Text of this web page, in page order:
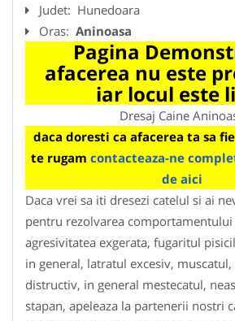
Judet: Hunedoara
Oras: Aninoasa
Pagina
afacerea nu este
iar locul este
Dresaj Caine
daca doresti ca afacerea ta sa
te rugam contacteaza-ne
de aici
Daca vrei sa iti dresezi catelul si ai
pentru rezolvarea comportamentului
agresivitatea exgerata, fugaritul
in general, latratul excesiv,
distructiv, in general mestecatul,
stapan, apeleaza la partenerii nostri